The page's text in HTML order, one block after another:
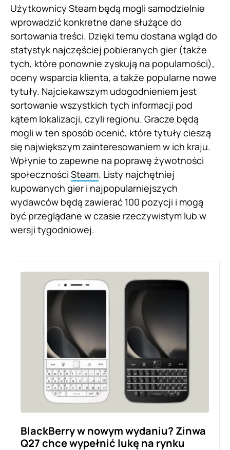
Użytkownicy Steam będą mogli samodzielnie
wprowadzić konkretne dane służące do
sortowania treści. Dzięki temu dostana wgląd do
statystyk najczęściej pobieranych gier (także
tych, które ponownie zyskują na popularności),
oceny wsparcia klienta, a także popularne nowe
tytuły. Najciekawszym udogodnieniem jest
sortowanie wszystkich tych informacji pod
kątem lokalizacji, czyli regionu. Gracze będą
mogli w ten sposób ocenić, które tytuły cieszą
się największym zainteresowaniem w ich kraju.
Wpłynie to zapewne na poprawę żywotności
społeczności Steam. Listy najchętniej
kupowanych gier i najpopularniejszych
wydawców będą zawierać 100 pozycji i mogą
być przeglądane w czasie rzeczywistym lub w
wersji tygodniowej.
BlackBerry w nowym wydaniu? Zinwa
Q27 chce wypełnić lukę na rynku